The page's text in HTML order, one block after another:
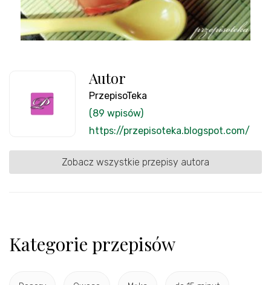
Autor
PrzepisoTeka
(89 wpisów)
https://przepisoteka.blogspot.com/
Zobacz wszystkie przepisy autora
Kategorie przepisów